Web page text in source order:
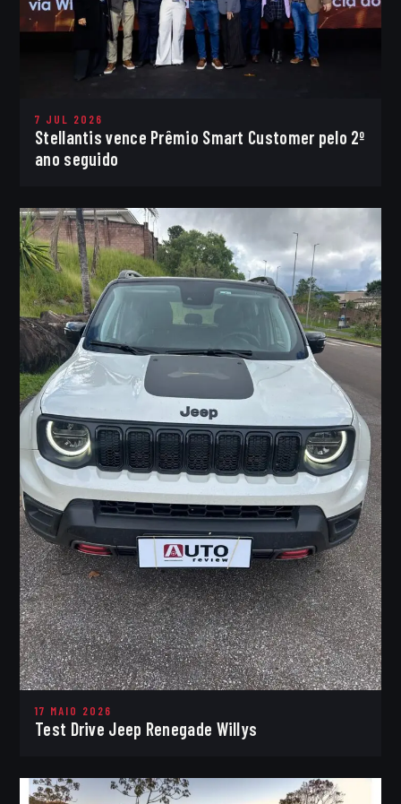
7 JUL 2026
Stellantis vence Prêmio Smart Customer pelo 2º
ano seguido
17 MAIO 2026
Test Drive Jeep Renegade Willys